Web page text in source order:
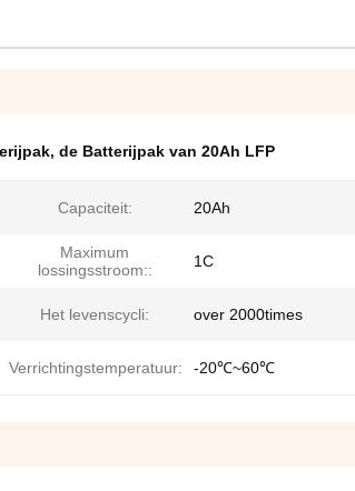
, de Batterijpak van 20Ah LFP
Capaciteit: 20Ah
Maximum
lossingsstroom::
1C
Het levenscycli: over 2000times
Verrichtingstemperatuur: -20℃~60℃